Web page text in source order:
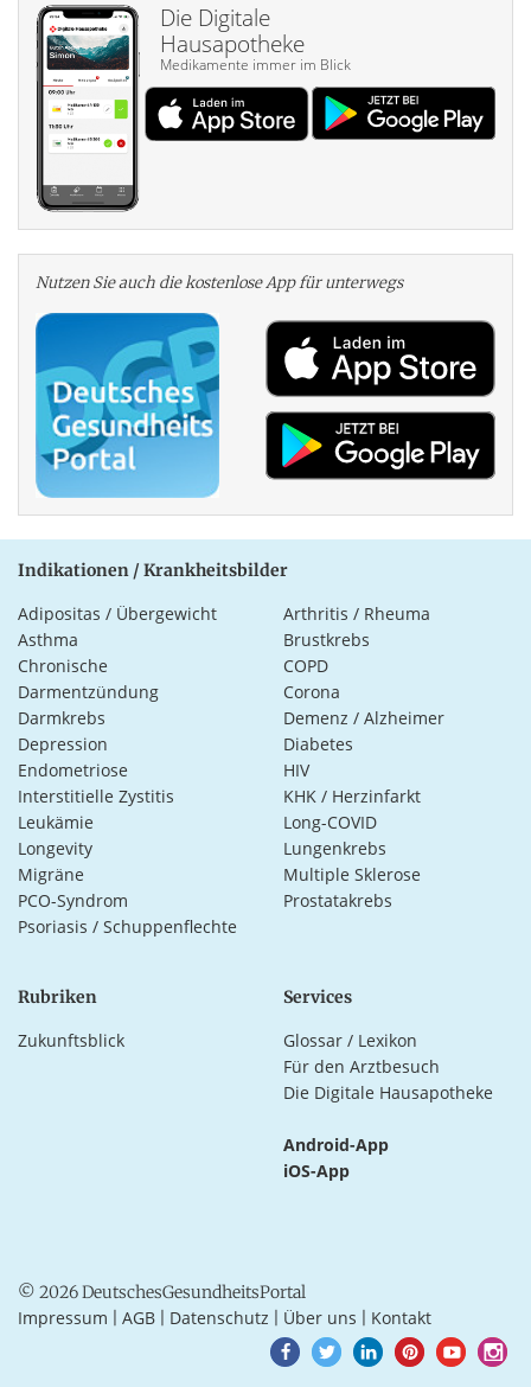
Die Digitale
Hausapotheke
Medikamente immer im Blick
Nutzen Sie auch die kosten­lose App für unterwegs
Indikationen / Krankheitsbilder
Adipositas / Übergewicht
Arthritis / Rheuma
Asthma
Brustkrebs
Chronische
Darmentzündung
COPD
Corona
Darmkrebs
Demenz / Alzheimer
Depression
Diabetes
Endometriose
HIV
Interstitielle Zystitis
KHK / Herzinfarkt
Leukämie
Long-COVID
Longevity
Lungenkrebs
Migräne
Multiple Sklerose
PCO-Syndrom
Prostatakrebs
Psoriasis / Schuppenflechte
Rubriken
Zukunftsblick
Services
Glossar / Lexikon
Für den Arztbesuch
Die Digitale Hausapotheke
Android-App
iOS-App
© 2026 DeutschesGesundheitsPortal
Impressum AGB Datenschutz Über uns Kontakt